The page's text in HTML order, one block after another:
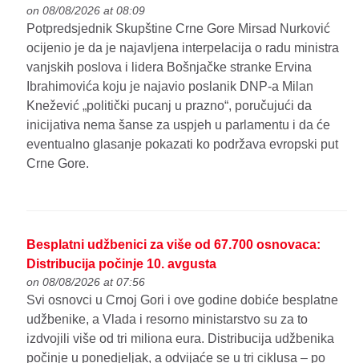
on 08/08/2026 at 08:09
Potpredsjednik Skupštine Crne Gore Mirsad Nurković
ocijenio je da je najavljena interpelacija o radu ministra
vanjskih poslova i lidera Bošnjačke stranke Ervina
Ibrahimovića koju je najavio poslanik DNP-a Milan
Knežević „politički pucanj u prazno“, poručujući da
inicijativa nema šanse za uspjeh u parlamentu i da će
eventualno glasanje pokazati ko podržava evropski put
Crne Gore.
Besplatni udžbenici za više od 67.700 osnovaca:
Distribucija počinje 10. avgusta
on 08/08/2026 at 07:56
Svi osnovci u Crnoj Gori i ove godine dobiće besplatne
udžbenike, a Vlada i resorno ministarstvo su za to
izdvojili više od tri miliona eura. Distribucija udžbenika
počinje u ponedjeljak, a odvijaće se u tri ciklusa – po